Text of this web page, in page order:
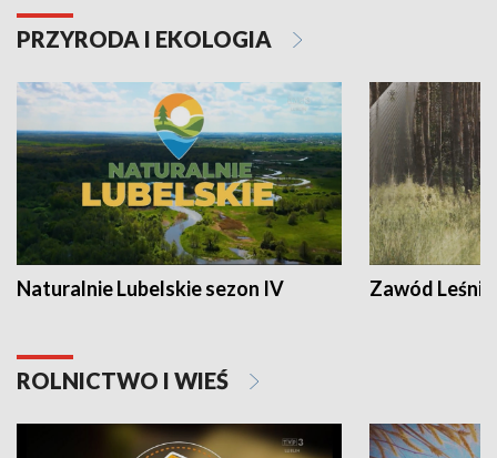
PRZYRODA I EKOLOGIA
Naturalnie Lubelskie sezon IV Zawód Leśnik
ROLNICTWO I WIEŚ